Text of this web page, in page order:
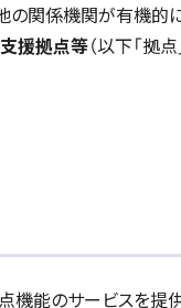
他の関係機関が有機的
援拠点等（以下「拠
機能のサービスを提